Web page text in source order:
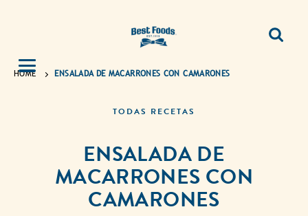
HOME ENSALADA DE MACARRONES CON CAMARONES
TODAS RECETAS
ENSALADA DE
MACARRONES CON
CAMARONES